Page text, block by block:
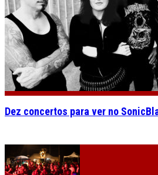
Dez concertos para ver no